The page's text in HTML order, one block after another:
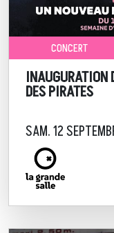
CONCERT
INAUGURATION
DES PIRATES
SAM. 12